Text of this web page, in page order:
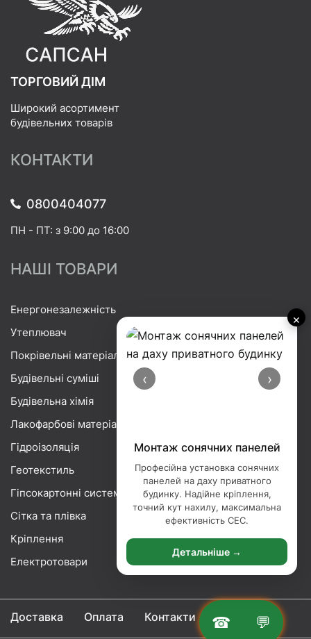
☎ 💬
×
‹ ›
Монтаж сонячних панелей
Професійна установка сонячних
панелей на даху приватного
будинку. Надійне кріплення,
точний кут нахилу, максимальна
ефективність СЕС.
Детальніше →
ТОРГОВИЙ ДІМ
Широкий асортимент
будівельних товарів
КОНТАКТИ
0800404077
ПН - ПТ: з 9:00 до 16:00
НАШІ ТОВАРИ
Енергонезалежність
Утеплювач
Покрівельні матеріали
Будівельні суміші
Будівельна хімія
Лакофарбові матеріали
Гідроізоляція
Геотекстиль
Гіпсокартонні системи
Сітка та плівка
Кріплення
Електротовари
Доставка Оплата Контакти